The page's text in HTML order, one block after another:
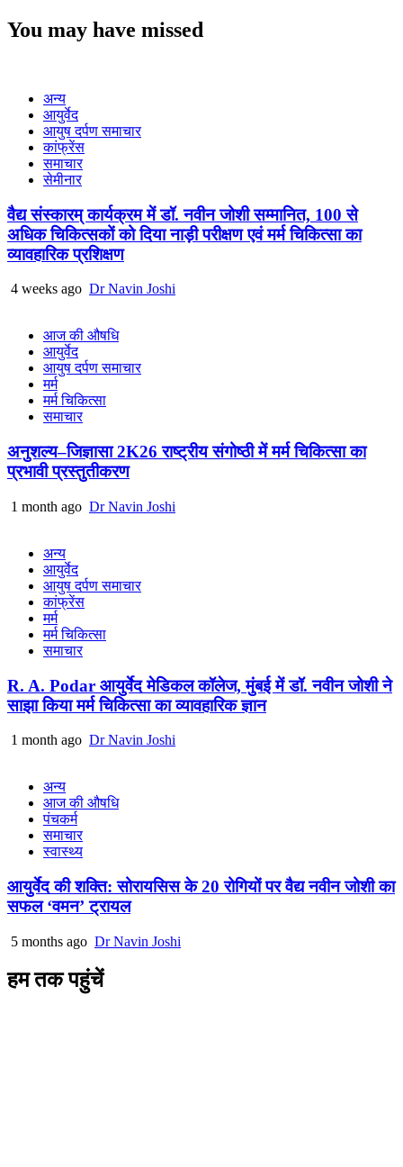
You may have missed
अन्य
आयुर्वेद
आयुष दर्पण समाचार
कांफ्रेंस
समाचार
सेमीनार
वैद्य संस्कारम् कार्यक्रम में डॉ. नवीन जोशी सम्मानित, 100 से
अधिक चिकित्सकों को दिया नाड़ी परीक्षण एवं मर्म चिकित्सा का
व्यावहारिक प्रशिक्षण
4 weeks ago Dr Navin Joshi
आज की औषधि
आयुर्वेद
आयुष दर्पण समाचार
मर्म
मर्म चिकित्सा
समाचार
अनुशल्य–जिज्ञासा 2K26 राष्ट्रीय संगोष्ठी में मर्म चिकित्सा का
प्रभावी प्रस्तुतीकरण
1 month ago Dr Navin Joshi
अन्य
आयुर्वेद
आयुष दर्पण समाचार
कांफ्रेंस
मर्म
मर्म चिकित्सा
समाचार
R. A. Podar आयुर्वेद मेडिकल कॉलेज, मुंबई में डॉ. नवीन जोशी ने
साझा किया मर्म चिकित्सा का व्यावहारिक ज्ञान
1 month ago Dr Navin Joshi
अन्य
आज की औषधि
पंचकर्म
समाचार
स्वास्थ्य
आयुर्वेद की शक्ति: सोरायसिस के 20 रोगियों पर वैद्य नवीन जोशी का
सफल ‘वमन’ ट्रायल
5 months ago Dr Navin Joshi
हम तक पहुंचें